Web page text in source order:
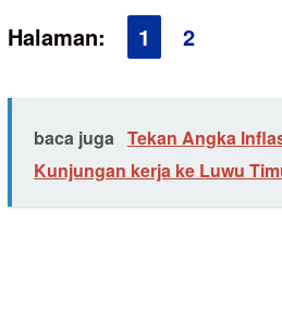
Halaman:
1 2
baca juga Tekan Angka
Kunjungan kerja ke Luwu